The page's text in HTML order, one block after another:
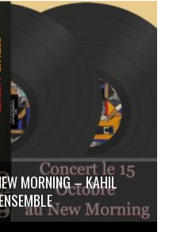
MORNING – KAHIL